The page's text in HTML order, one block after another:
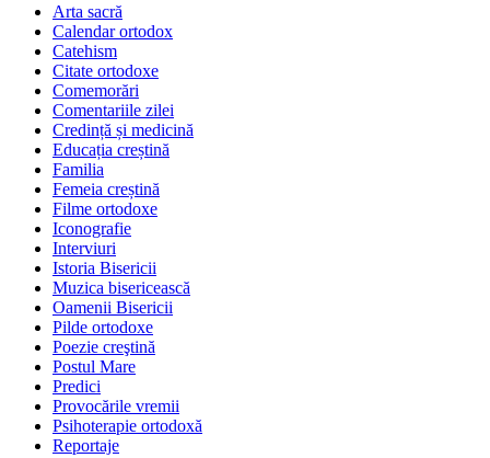
Arta sacră
Calendar ortodox
Catehism
Citate ortodoxe
Comemorări
Comentariile zilei
Credință și medicină
Educația creștină
Familia
Femeia creștină
Filme ortodoxe
Iconografie
Interviuri
Istoria Bisericii
Muzica bisericească
Oamenii Bisericii
Pilde ortodoxe
Poezie creştină
Postul Mare
Predici
Provocările vremii
Psihoterapie ortodoxă
Reportaje